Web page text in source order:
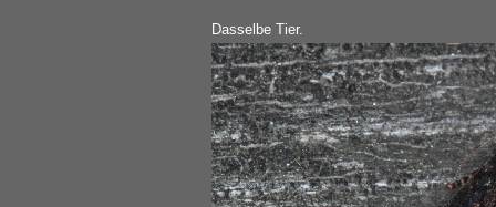
Dasselbe Tier.